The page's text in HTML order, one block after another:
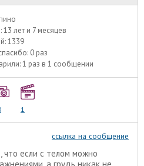
13 лет и 7 месяцев
1339
0 раз
1 раз в 1 сообщении
1
ссылка на сообщение
что если с телом можно
а грудь никак не